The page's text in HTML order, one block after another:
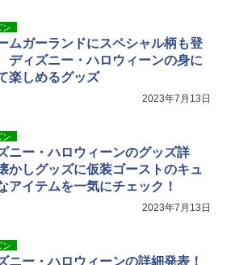
ン
ムガーランドにスペシャル柄も登
ィズニー・ハロウィーンの身に
楽しめるグッズ
2023年7月13日
ン
ニー・ハロウィーンのグッズ詳
かしグッズに仮装ゴーストのキュ
アイテムを一気にチェック！
2023年7月13日
ン
ニー・ハロウィーンの詳細発表！